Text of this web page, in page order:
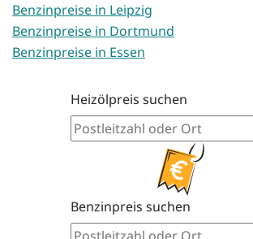
Benzinpreise in Leipzig
Benzinpreise in Dortmund
Benzinpreise in Essen
Heizölpreis suchen
Benzinpreis suchen